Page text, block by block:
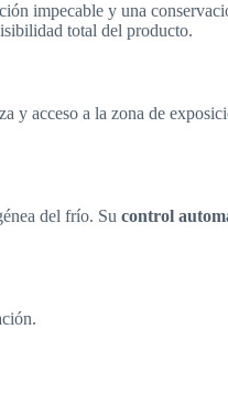
impecable y una
total del producto.
y acceso a la zona de
del frío. Sucontrol